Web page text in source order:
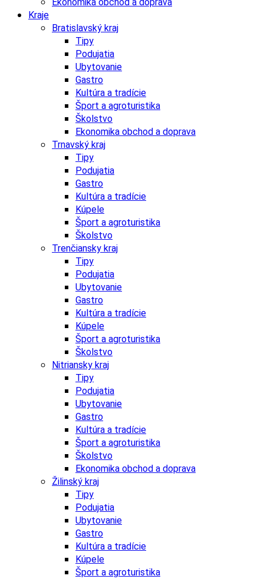
Kraje
Bratislavský kraj
Tipy
Podujatia
Ubytovanie
Gastro
Kultúra a tradície
Šport a agroturistika
Školstvo
Ekonomika obchod a doprava
Trnavský kraj
Tipy
Podujatia
Gastro
Kultúra a tradície
Kúpele
Šport a agroturistika
Školstvo
Trenčiansky kraj
Tipy
Podujatia
Ubytovanie
Gastro
Kultúra a tradície
Kúpele
Šport a agroturistika
Školstvo
Nitriansky kraj
Tipy
Podujatia
Ubytovanie
Gastro
Kultúra a tradície
Šport a agroturistika
Školstvo
Ekonomika obchod a doprava
Žilinský kraj
Tipy
Podujatia
Ubytovanie
Gastro
Kultúra a tradície
Kúpele
Šport a agroturistika